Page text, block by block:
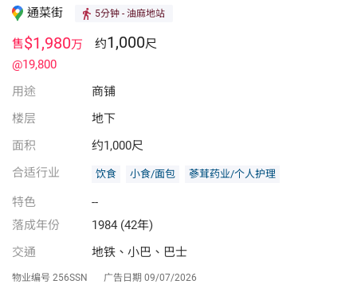
通菜街 5分钟 - 油麻地站
售$1,980万
@19,800
约1,000尺
用途
商铺
楼层
地下
面积
约1,000尺
合适行业
饮食 小食/面包 蔘茸药业/个人护理
特色
--
落成年份
1984 (42年)
交通
地铁、小巴、巴士
物业编号 256SSN 广告日期 09/07/2026